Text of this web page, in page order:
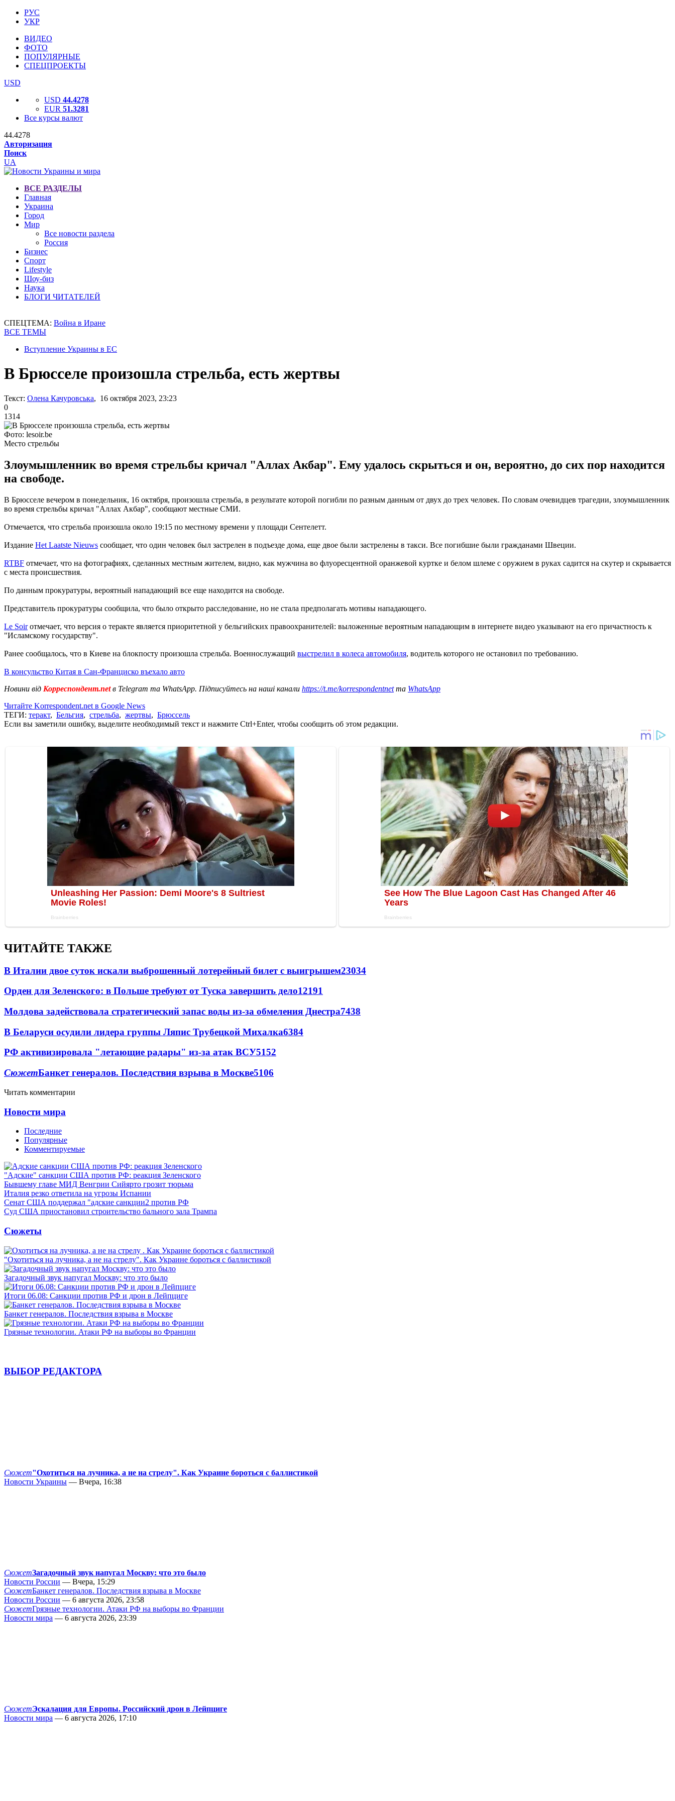
РУС
УКР
ВИДЕО
ФОТО
ПОПУЛЯРНЫЕ
СПЕЦПРОЕКТЫ
USD
USD 44.4278
EUR 51.3281
Все курсы валют
44.4278
Авторизация
Поиск
UA
ВСЕ РАЗДЕЛЫ
Главная
Украина
Город
Мир
Все новости раздела
Россия
Бизнес
Спорт
Lifestyle
Шоу-биз
Наука
БЛОГИ ЧИТАТЕЛЕЙ
СПЕЦТЕМА: Война в Иране
ВСЕ ТЕМЫ
Вступление Украины в ЕС
В Брюсселе произошла стрельба, есть жертвы
Текст: Олена Качуровська, 16 октября 2023, 23:23
0
1314
Фото: lesoir.be
Место стрельбы
Злоумышленник во время стрельбы кричал "Аллах Акбар". Ему удалось скрыться и он, вероятно, до сих пор находится
на свободе.
В Брюсселе вечером в понедельник, 16 октября, произошла стрельба, в результате которой погибли по разным данным от двух до трех человек. По словам очевидцев трагедии, злоумышленник
во время стрельбы кричал "Аллах Акбар", сообщают местные СМИ.
Отмечается, что стрельба произошла около 19:15 по местному времени у площади Сентелетт.
Издание Het Laatste Nieuws сообщает, что один человек был застрелен в подъезде дома, еще двое были застрелены в такси. Все погибшие были гражданами Швеции.
RTBF отмечает, что на фотографиях, сделанных местным жителем, видно, как мужчина во флуоресцентной оранжевой куртке и белом шлеме с оружием в руках садится на скутер и скрывается
с места происшествия.
По данным прокуратуры, вероятный нападающий все еще находится на свободе.
Представитель прокуратуры сообщила, что было открыто расследование, но не стала предполагать мотивы нападающего.
Le Soirотмечает, что версия о теракте является приоритетной у бельгийских правоохранителей: выложенные вероятным нападающим в интернете видео указывают на его причастность к
"Исламскому государству".
Ранее сообщалось, что в Киеве на блокпосту произошла стрельба. Военнослужащий выстрелил в колеса автомобиля, водитель которого не остановил по требованию.
В консульство Китая в Сан-Франциско въехало авто
Новини від Корреспондент.netв Telegram та WhatsApp. Підписуйтесь на наші канали https://t.me/korrespondentnetта WhatsApp
Читайте Korrespondent.net в Google News
ТЕГИ: теракт, Бельгия, стрельба, жертвы, Брюссель
Если вы заметили ошибку, выделите необходимый текст и нажмите Ctrl+Enter, чтобы сообщить об этом редакции.
ЧИТАЙТЕ ТАКЖЕ
В Италии двое суток искали выброшенный лотерейный билет с выигрышем23034
Орден для Зеленского: в Польше требуют от Туска завершить дело12191
Молдова задействовала стратегический запас воды из-за обмеления Днестра7438
В Беларуси осудили лидера группы Ляпис Трубецкой Михалка6384
РФ активизировала "летающие радары" из-за атак ВСУ5152
СюжетБанкет генералов. Последствия взрыва в Москве5106
Читать комментарии
Новости мира
Последние
Популярные
Комментируемые
"Адские" санкции США против РФ: реакция Зеленского
Бывшему главе МИД Венгрии Сийярто грозит тюрьма
Италия резко ответила на угрозы Испании
Сенат США поддержал "адские санкции2 против РФ
Суд США приостановил строительство бального зала Трампа
Сюжеты
"Охотиться на лучника, а не на стрелу". Как Украине бороться с баллистикой
Загадочный звук напугал Москву: что это было
Итоги 06.08: Санкции против РФ и дрон в Лейпциге
Банкет генералов. Последствия взрыва в Москве
Грязные технологии. Атаки РФ на выборы во Франции
ВЫБОР РЕДАКТОРА
Сюжет"Охотиться на лучника, а не на стрелу". Как Украине бороться с баллистикой
Новости Украины — Вчера, 16:38
СюжетЗагадочный звук напугал Москву: что это было
Новости России — Вчера, 15:29
СюжетБанкет генералов. Последствия взрыва в Москве
Новости России — 6 августа 2026, 23:58
СюжетГрязные технологии. Атаки РФ на выборы во Франции
Новости мира — 6 августа 2026, 23:39
СюжетЭскалация для Европы. Российский дрон в Лейпциге
Новости мира — 6 августа 2026, 17:10